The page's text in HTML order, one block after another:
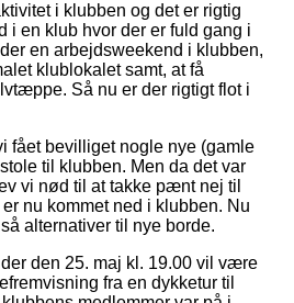
i klubben og det er rigtig
i en klub hvor der er fuld gang i
en arbejdsweekend i klubben,
klublokalet samt, at få
Så nu er der rigtigt flot i
fået bevilliget nogle nye (gamle
til klubben. Men da det var
vi nød til at takke pænt nej til
nu kommet ned i klubben. Nu
alternativer til nye borde.
den 25. maj kl. 19.00 vil være
fra en dykketur til